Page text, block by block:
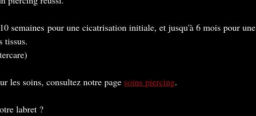
semaines pour une cicatrisation initiale, et jusqu'à 6 mois pour une
tissus.
les soins, consultez notre page soins piercing.
labret ?